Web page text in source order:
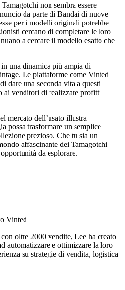
non sembra essere
da parte di Bandai di nuove
per i modelli originali potrebbe
cercano di completare le loro
a cercare il modello esatto che
una dinamica più ampia di
Le piattaforme come Vinted
dare una seconda vita a questi
ai venditori di realizzare profitti
mercato dell’usato illustra
possa trasformare un semplice
prezioso. Che tu sia un
affascinante dei Tamagotchi
da esplorare.
Vinted
oltre 2000 vendite, Lee ha creato
automatizzare e ottimizzare la loro
su strategie di vendita, logistica